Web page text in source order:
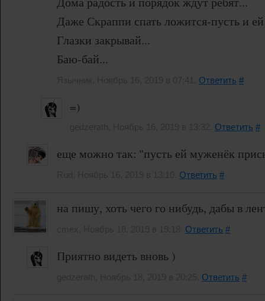
Даже Скраппи спать ложится-пусть и
Глазки закрывай...
Баю-бай...
Ответить #
=)
Ответить #
еще можно так: "пусть ей муженёк
Ответить #
на пишу, хоть чего го нибудь, дабы в
Ответить #
Приятно видеть вновь )
Ответить #